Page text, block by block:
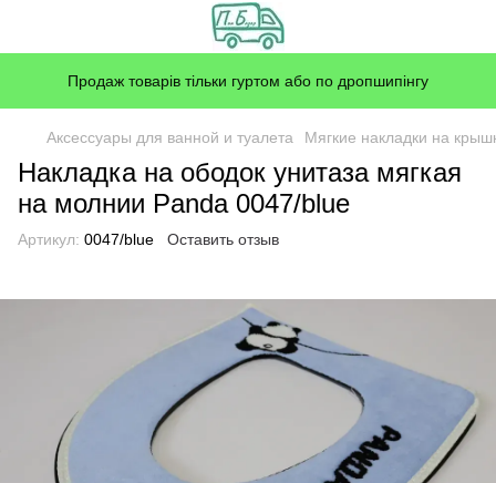
Продаж товарів тільки гуртом або по дропшипінгу
Аксессуары для ванной и туалета Мягкие накладки на
Накладка на ободок унитаза мягкая
на молнии Panda 0047/blue
Артикул: 0047/blue Оставить отзыв